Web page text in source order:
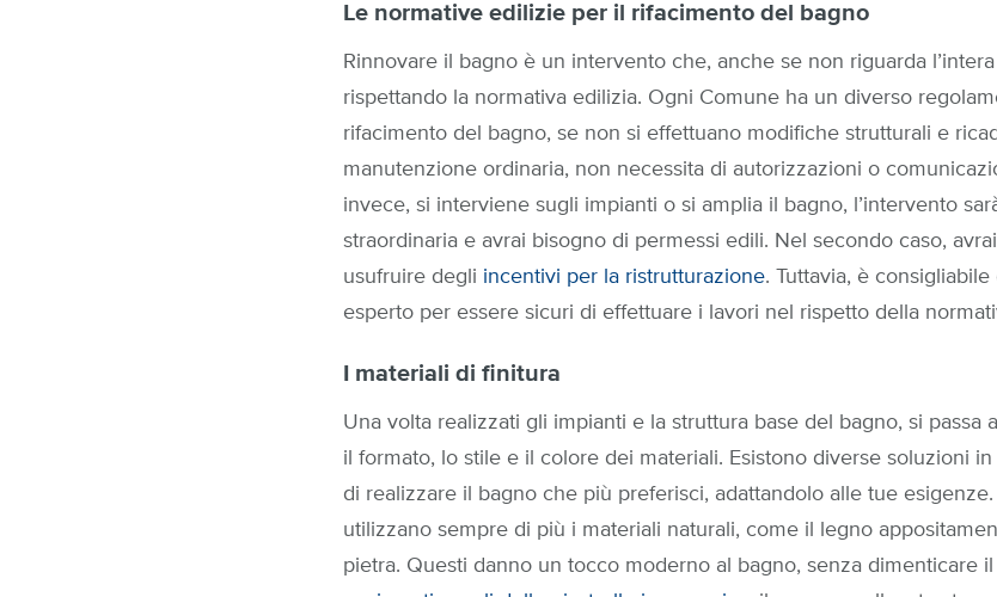
Le normative edilizie per il rifacimento del bagno
Rinnovare il bagno è un intervento che, anche se non riguarda
rispettando la normativa edilizia. Ogni Comune ha un diverso
rifacimento del bagno, se non si effettuano modifiche strutturali e
manutenzione ordinaria, non necessita di autorizzazioni o
invece, si interviene sugli impianti o si amplia il bagno, l’intervento
straordinaria e avrai bisogno di permessi edili. Nel secondo caso,
usufruire degli incentivi per la ristrutturazione. Tuttavia, è
esperto per essere sicuri di effettuare i lavori nel rispetto della
I materiali di finitura
Una volta realizzati gli impianti e la struttura base del bagno, si passa
il formato, lo stile e il colore dei materiali. Esistono diverse soluzioni
di realizzare il bagno che più preferisci, adattandolo alle tue
utilizzano sempre di più i materiali naturali, come il legno
pietra. Questi danno un tocco moderno al bagno, senza dimenticare